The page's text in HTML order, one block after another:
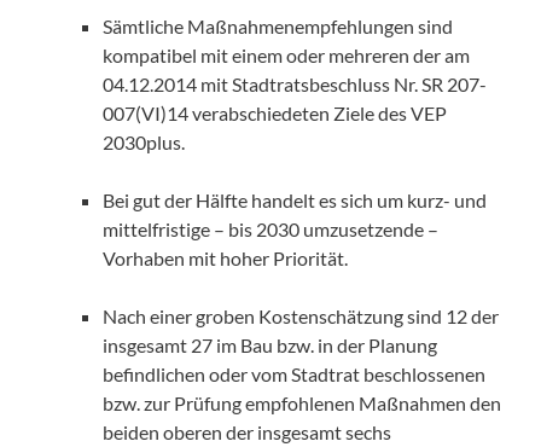
Sämtliche Maßnahmenempfehlungen sind
kompatibel mit einem oder mehreren der am
04.12.2014 mit Stadtratsbeschluss Nr. SR 207-
007(VI)14 verabschiedeten Ziele des VEP
2030plus.
Bei gut der Hälfte handelt es sich um kurz- und
mittelfristige – bis 2030 umzusetzende –
Vorhaben mit hoher Priorität.
Nach einer groben Kostenschätzung sind 12 der
insgesamt 27 im Bau bzw. in der Planung
befindlichen oder vom Stadtrat beschlossenen
bzw. zur Prüfung empfohlenen Maßnahmen den
beiden oberen der insgesamt sechs